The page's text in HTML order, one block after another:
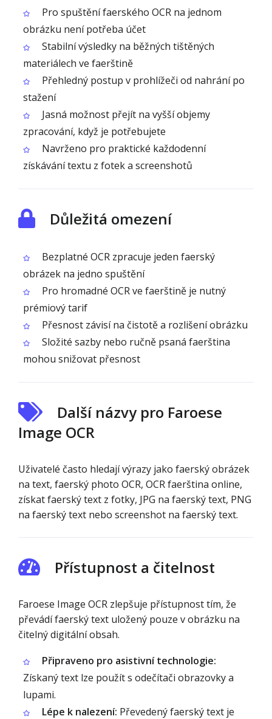
Pro spuštění faerského OCR na jednom
obrázku není potřeba účet
Stabilní výsledky na běžných tištěných
materiálech ve faerštině
Přehledný postup v prohlížeči od nahrání po
stažení
Jasná možnost přejít na vyšší objemy
zpracování, když je potřebujete
Navrženo pro praktické každodenní
získávání textu z fotek a screenshotů
Důležitá omezení
Bezplatné OCR zpracuje jeden faerský
obrázek na jedno spuštění
Pro hromadné OCR ve faerštině je nutný
prémiový tarif
Přesnost závisí na čistotě a rozlišení obrázku
Složité sazby nebo ručně psaná faerština
mohou snižovat přesnost
Další názvy pro Faroese
Image OCR
Uživatelé často hledají výrazy jako faerský obrázek
na text, faerský photo OCR, OCR faerština online,
získat faerský text z fotky, JPG na faerský text, PNG
na faerský text nebo screenshot na faerský text.
Přístupnost a čitelnost
Faroese Image OCR zlepšuje přístupnost tím, že
převádí faerský text uložený pouze v obrázku na
čitelný digitální obsah.
Připraveno pro asistivní technologie:
Získaný text lze použít s odečítači obrazovky a
lupami.
Lépe k nalezení: Převedený faerský text je